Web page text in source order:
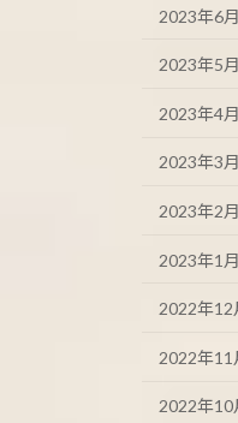
2023年6月
2023年5月
2023年4月
2023年3月
2023年2月
2023年1月
2022年12
2022年11
2022年10